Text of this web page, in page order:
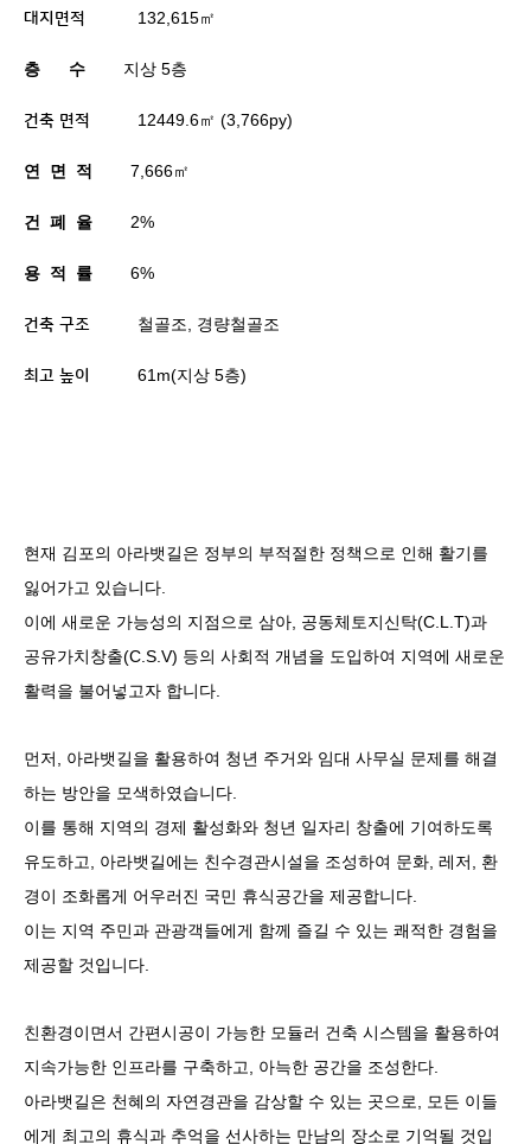
대지면적 132,615㎡
층 수 지상 5층
건축 면적 12449.6㎡ (3,766py)
연 면 적 7,666㎡
건 폐 율 2%
용 적 률 6%
건축 구조 철골조 경량철골조
최고 높이 61m(지상 5층)
현재 김포의 아라뱃길은 정부의 부적절한 정책으로 인해 활기를
잃어가고 있습니다.
이에 새로운 가능성의 지점으로 삼아, 공동체토지신탁(C.L.T)과
공유가치창출(C.S.V) 등의 사회적 개념을 도입하여 지역에 새로운
활력을 불어넣고자 합니다.
먼저
아라뱃길을 활용하여 청년 주거와 임대 사무실 문제를 해결
하는 방안을 모색하였습니다.
이를 통해 지역의 경제 활성화와 청년 일자리 창출에 기여하도록
유도하고
아라뱃길에는 친수경관시설을 조성하여 문화, 레저
환
경이 조화롭게 어우러진 국민 휴식공간을 제공합니다.
이는 지역 주민과 관광객들에게 함께 즐길 수 있는 쾌적한 경험을
제공할 것입니다.
친환경이면서 간편시공이 가능한 모듈러 건축 시스템을 활용하여
지속가능한 인프라를 구축하고
아늑한 공간을 조성한다.
아라뱃길은 천혜의 자연경관을 감상할 수 있는 곳으로
모든 이들
에게 최고의 휴식과 추억을 선사하는 만남의 장소로 기억될 것입